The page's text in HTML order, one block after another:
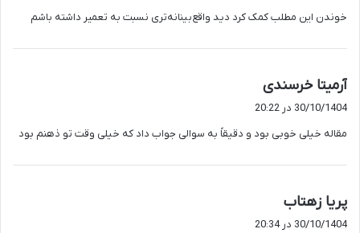
:
خوندن این مطلب کمک کرد دید واقع‌بینانه‌تری نسبت به تعمیر داشته باشم
آرمیتا خرسندی
ف
:
30/10/1404 در 20:22
مقاله خیلی خوبی بود و دقیقاً به سوالی جواب داد که خیلی وقت تو ذهنم بود
پریا زهتاب
ف
30/10/1404 در 20:34